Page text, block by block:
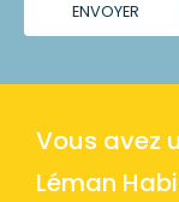
ENVOYER
Vous avez
Léman